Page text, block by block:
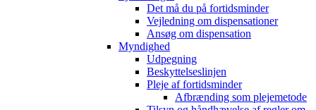
Det må du på fortidsminder
Vejledning om dispensationer
Ansøg om dispensation
Myndighed
Udpegning
Beskyttelseslinjen
Pleje af fortidsminder
Afbrænding som plejemetode